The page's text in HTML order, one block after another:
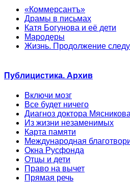
«Коммерсантъ»
Драмы в письмах
Катя Богунова и её дети
Мародеры
Жизнь. Продолжение
Публицистика. Архив
Включи мозг
Все будет ничего
Диагноз доктора Мясникова
Из жизни незаменимых
Карта памяти
Международная
Окна Русфонда
Отцы и дети
Право на вычет
Прямая речь